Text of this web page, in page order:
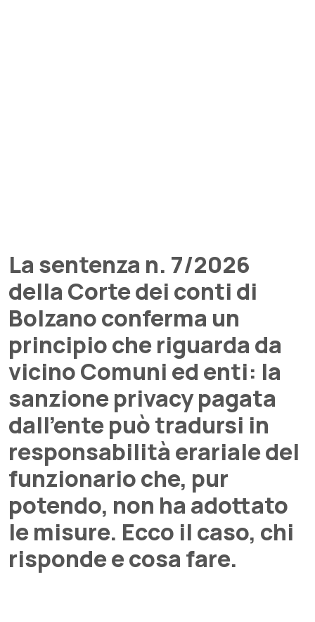
La sentenza n. 7/2026
della Corte dei conti di
Bolzano conferma un
principio che riguarda da
vicino Comuni ed enti: la
sanzione privacy pagata
dall’ente può tradursi in
responsabilità erariale del
funzionario che, pur
potendo, non ha adottato
le misure. Ecco il caso, chi
risponde e cosa fare.